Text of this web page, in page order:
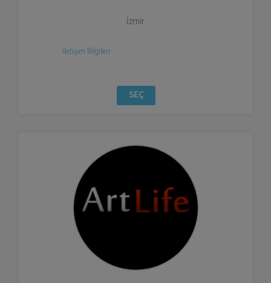
İzmir
İletişim Bilgileri
SEÇ